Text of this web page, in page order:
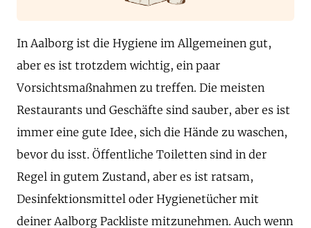
In Aalborg ist die Hygiene im Allgemeinen gut,
aber es ist trotzdem wichtig, ein paar
Vorsichtsmaßnahmen zu treffen. Die meisten
Restaurants und Geschäfte sind sauber, aber es ist
immer eine gute Idee, sich die Hände zu waschen,
bevor du isst. Öffentliche Toiletten sind in der
Regel in gutem Zustand, aber es ist ratsam,
Desinfektionsmittel oder Hygienetücher mit
deiner Aalborg Packliste mitzunehmen. Auch wenn